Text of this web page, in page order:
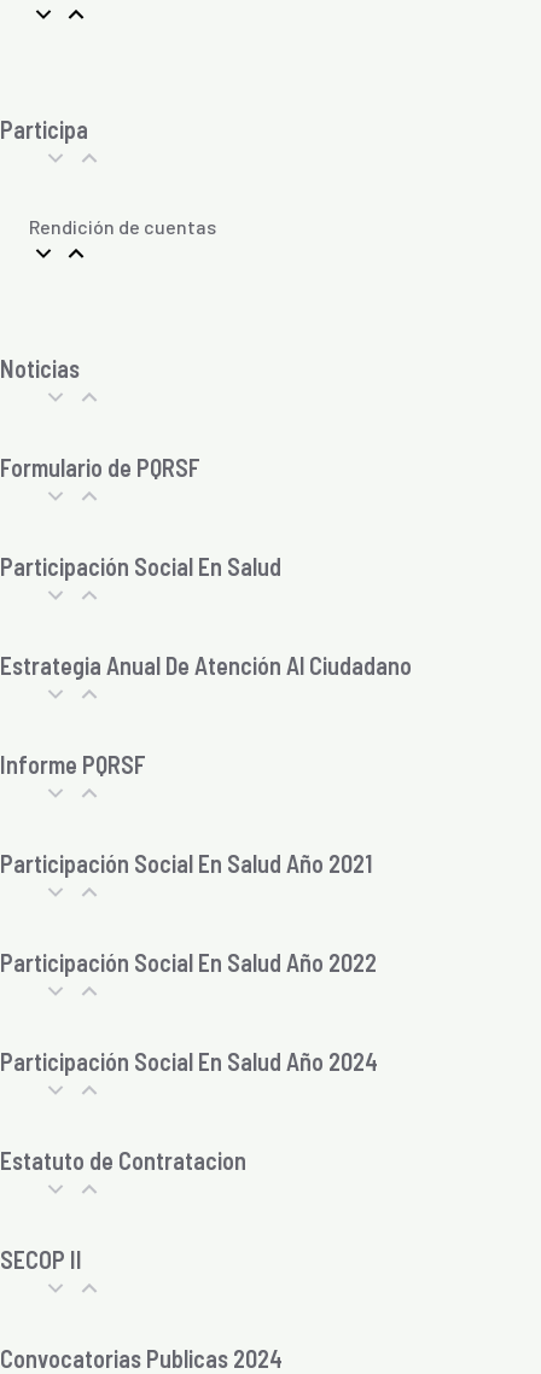
Participa
Rendición de cuentas
Noticias
Formulario de PQRSF
Participación Social En Salud
Estrategia Anual De Atención Al Ciudadano
Informe PQRSF
Participación Social En Salud Año 2021
Participación Social En Salud Año 2022
Participación Social En Salud Año 2024
Estatuto de Contratacion
SECOP II
Convocatorias Publicas 2024